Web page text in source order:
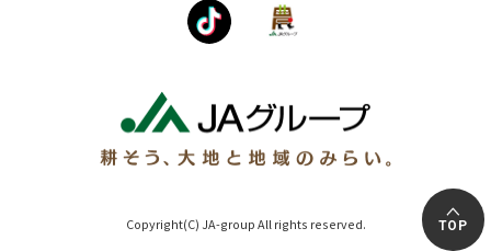
Copyright(C) JA-group All rights reserved. TOP